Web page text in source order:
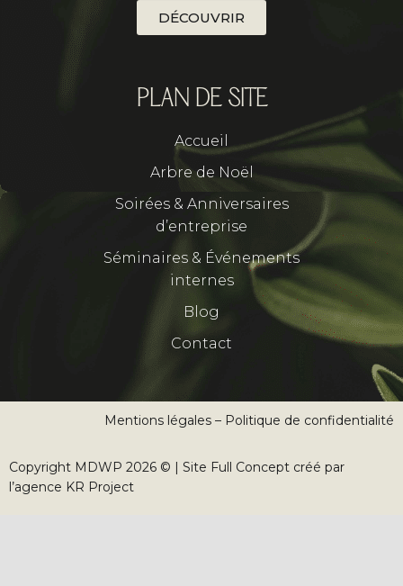
DÉCOUVRIR
PLAN DE SITE
Accueil
Arbre de Noël
Soirées & Anniversaires
d’entreprise​
Séminaires & Événements
internes
Blog
Contact
Mentions légales – Politique de confidentialité
Copyright MDWP 2026 © | Site Full Concept créé par
l’agence KR Project